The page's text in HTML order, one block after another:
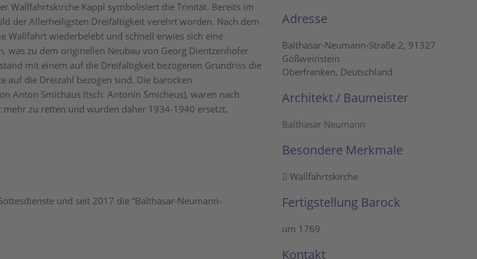
Wallfahrtskirche Kappl symbolisiert die Trinität. Bereits im
der Allerheiligsten Dreifaltigkeit verehrt worden. Nach dem
Wallfahrt wiederbelebt und schnell erwies sich eine
was zu dem originellen Neubau von Georg Dientzenhofer
mit einem auf die Dreifaltigkeit bezogenen Grundriss die
auf die Dreizahl bezogen sind. Die barocken
Anton Smichäus (tsch. Antonín Smicheus), waren nach
zu retten und wurden daher 1934-1940 ersetzt.
und seit 2017 die “Balthasar-Neumann-
Adresse
Balthasar-Neumann-Straße 2, 91327
Gößweinstein
Oberfranken, Deutschland
Architekt / Baumeister
Balthasar Neumann
Besondere Merkmale
Wallfahrtskirche
Fertigstellung Barock
um 1769
Kontakt